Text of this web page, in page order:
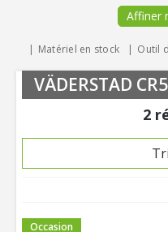
Affiner
Matériel en stock Outil
VÄDERSTAD
2
Occasion